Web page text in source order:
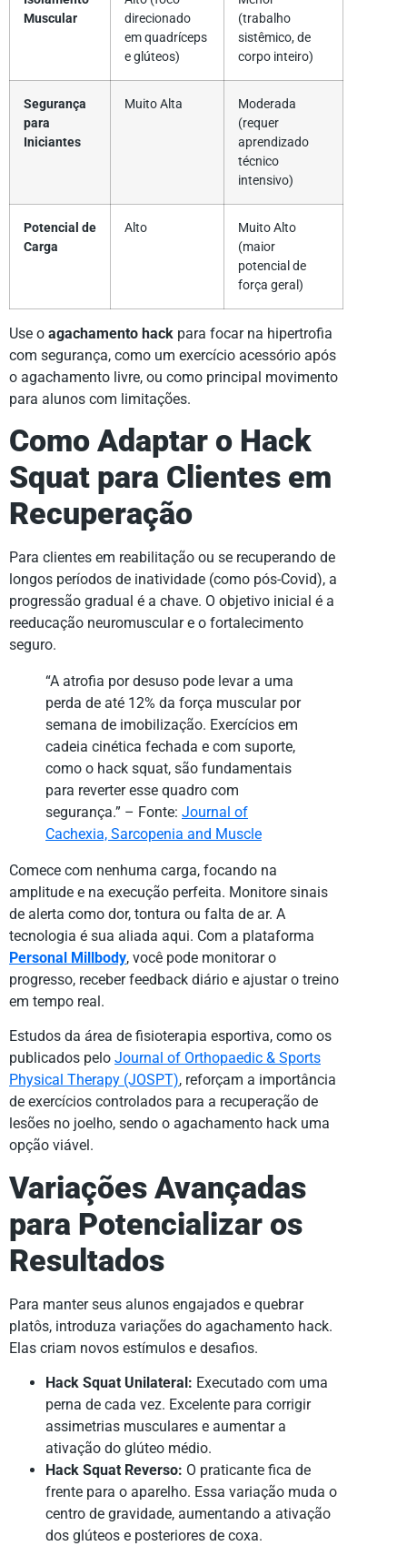
Muscular
direcionado
em quadríceps
e glúteos)
(trabalho
sistêmico, de
corpo inteiro)
Segurança
para
Iniciantes
Muito Alta
Moderada
(requer
aprendizado
técnico
intensivo)
Potencial de
Carga
Alto
Muito Alto
(maior
potencial de
força geral)
Use o agachamento hack para focar na hipertrofia
com segurança, como um exercício acessório após
o agachamento livre, ou como principal movimento
para alunos com limitações.
Como Adaptar o Hack
Squat para Clientes em
Recuperação
Para clientes em reabilitação ou se recuperando de
longos períodos de inatividade (como pós-Covid), a
progressão gradual é a chave. O objetivo inicial é a
reeducação neuromuscular e o fortalecimento
seguro.
“A atrofia por desuso pode levar a uma
perda de até 12% da força muscular por
semana de imobilização. Exercícios em
cadeia cinética fechada e com suporte,
como o hack squat, são fundamentais
para reverter esse quadro com
segurança.” – Fonte: Journal of
Cachexia, Sarcopenia and Muscle
Comece com nenhuma carga, focando na
amplitude e na execução perfeita. Monitore sinais
de alerta como dor, tontura ou falta de ar. A
tecnologia é sua aliada aqui. Com a plataforma
Personal Millbody, você pode monitorar o
progresso, receber feedback diário e ajustar o treino
em tempo real.
Estudos da área de fisioterapia esportiva, como os
publicados pelo Journal of Orthopaedic & Sports
Physical Therapy (JOSPT), reforçam a importância
de exercícios controlados para a recuperação de
lesões no joelho, sendo o agachamento hack uma
opção viável.
Variações Avançadas
para Potencializar os
Resultados
Para manter seus alunos engajados e quebrar
platôs, introduza variações do agachamento hack.
Elas criam novos estímulos e desafios.
Hack Squat Unilateral: Executado com uma
perna de cada vez. Excelente para corrigir
assimetrias musculares e aumentar a
ativação do glúteo médio.
Hack Squat Reverso: O praticante fica de
frente para o aparelho. Essa variação muda o
centro de gravidade, aumentando a ativação
dos glúteos e posteriores de coxa.